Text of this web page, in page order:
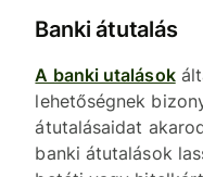
Banki átutalás
A banki utalások
lehetőségnek
átutalásaidat
banki átutalások